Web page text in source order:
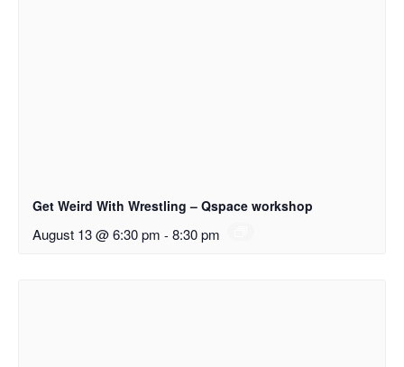
Get Weird With Wrestling – Qspace workshop
August 13 @ 6:30 pm - 8:30 pm